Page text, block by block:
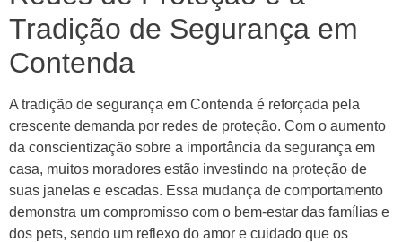
Tradição de Segurança em
Contenda
A tradição de segurança em Contenda é reforçada pela
crescente demanda por redes de proteção. Com o aumento
da conscientização sobre a importância da segurança em
casa, muitos moradores estão investindo na proteção de
suas janelas e escadas. Essa mudança de comportamento
demonstra um compromisso com o bem-estar das famílias e
dos pets, sendo um reflexo do amor e cuidado que os